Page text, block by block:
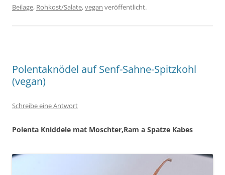
Beilage, Rohkost/Salate,vegan veröffentlicht.
Polentaknödel auf Senf-Sahne-Spitzkohl
(vegan)
Schreibe eine Antwort
Polenta Kniddele mat Moschter,Ram a Spatze Kabes